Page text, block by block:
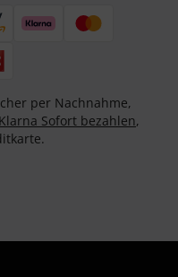
per Nachnahme,
Klarna Sofort bezahlen,